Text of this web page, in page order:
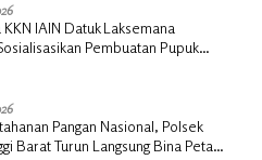
KKN IAIN Datuk Laksemana
Pembuatan Pupuk
Pangan Nasional, Polsek
Barat Turun Langsung Bina Petani